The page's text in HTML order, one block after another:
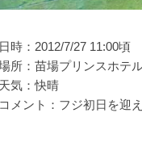
日時：2012/7/27 11:00頃
所：苗場プリンスホテ
天気：快晴
コメント：フジ初日を迎